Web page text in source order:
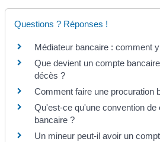
Questions ? Réponses !
Médiateur bancaire : comment
Que devient un compte
décès ?
Comment faire une procuration
Qu'est-ce qu'une convention de
bancaire ?
Un mineur peut-il avoir un